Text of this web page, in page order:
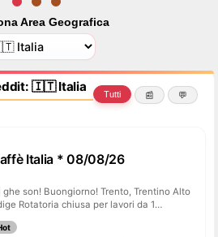
Area Geografica
🇮🇹 Italia Tutti 📰 💬
Italia * 08/08/26
ghe son! Buongiorno! Trento, Trentino Alto
Rotatoria chiusa per lavori da 1